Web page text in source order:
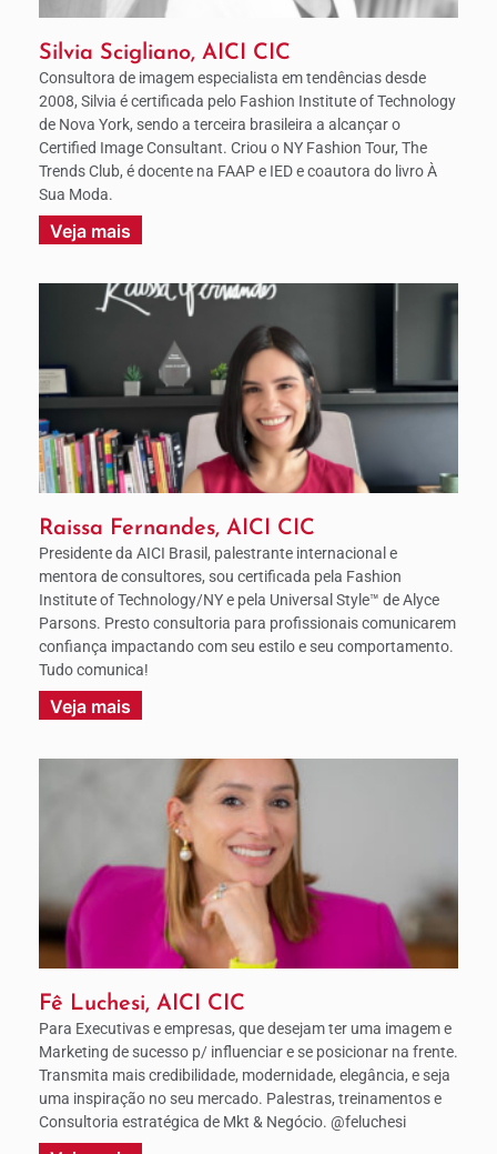
Silvia Scigliano, AICI CIC
Consultora de imagem especialista em tendências desde
2008, Silvia é certificada pelo Fashion Institute of Technology
de Nova York, sendo a terceira brasileira a alcançar o
Certified Image Consultant. Criou o NY Fashion Tour, The
Trends Club, é docente na FAAP e IED e coautora do livro À
Sua Moda.
Veja mais
Raissa Fernandes, AICI CIC
Presidente da AICI Brasil, palestrante internacional e
mentora de consultores, sou certificada pela Fashion
Institute of Technology/NY e pela Universal Style™ de Alyce
Parsons. Presto consultoria para profissionais comunicarem
confiança impactando com seu estilo e seu comportamento.
Tudo comunica!
Veja mais
Fê Luchesi, AICI CIC
Para Executivas e empresas, que desejam ter uma imagem e
Marketing de sucesso p/ influenciar e se posicionar na frente.
Transmita mais credibilidade, modernidade, elegância, e seja
uma inspiração no seu mercado. Palestras, treinamentos e
Consultoria estratégica de Mkt & Negócio. @feluchesi